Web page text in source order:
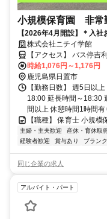
小規模保育園 非常
【2026年4月開設】＊入
株式会社ニチイ学館
【アクセス】 バス停吉利
児島県 日置市 日吉町吉利3050 ■アクセス バス停吉利
交通から徒歩約5分
時給1,076円～1,176円
鹿児島県日置市
【勤務日数】 週5日以
18:00 延長時間～18:30
間以上 休憩時間1時間
【職種】 保育士 小規
主婦・主夫歓迎 産休・育休取
経験者歓迎
賞与あり ブラン
同じ企業の求人
アルバイト・パート